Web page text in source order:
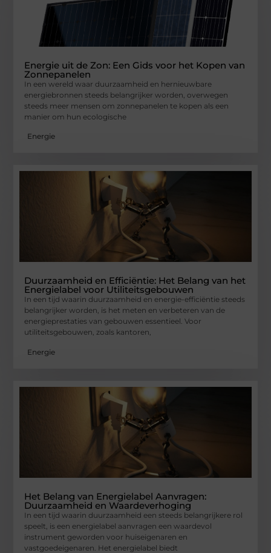
Energie uit de Zon: Een Gids voor het Kopen van
Zonnepanelen
In een wereld waar duurzaamheid en hernieuwbare
energiebronnen steeds belangrijker worden, overwegen
steeds meer mensen om zonnepanelen te kopen als een
manier om hun ecologische
Energie
Duurzaamheid en Efficiëntie: Het Belang van het
Energielabel voor Utiliteitsgebouwen
In een tijd waarin duurzaamheid en energie-efficiëntie steeds
belangrijker worden, is het meten en verbeteren van de
energieprestaties van gebouwen essentieel. Voor
utiliteitsgebouwen, zoals kantoren,
Energie
Het Belang van Energielabel Aanvragen:
Duurzaamheid en Waardeverhoging
In een tijd waarin duurzaamheid een steeds belangrijkere rol
speelt, is een energielabel aanvragen een waardevol
instrument geworden voor huiseigenaren en
vastgoedeigenaren. Het energielabel biedt